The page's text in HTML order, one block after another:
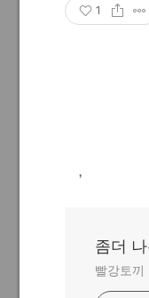
1
,
좀더
빨강토끼